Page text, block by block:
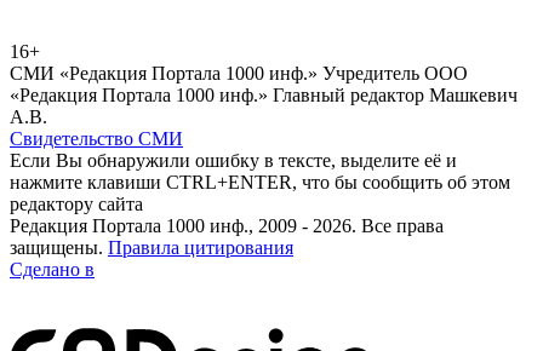
16+
СМИ «Редакция Портала 1000 инф.» Учредитель ООО
«Редакция Портала 1000 инф.» Главный редактор Машкевич
А.В.
Свидетельство СМИ
Если Вы обнаружили ошибку в тексте, выделите её и
нажмите клавиши CTRL+ENTER, что бы сообщить об этом
редактору сайта
Редакция Портала 1000 инф., 2009 - 2026. Все права
защищены. Правила цитирования
Сделано в